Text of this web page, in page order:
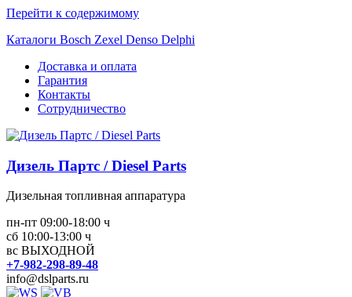
Перейти к содержимому
Каталоги Bosch Zexel Denso Delphi
Доставка и оплата
Гарантия
Контакты
Сотрудничество
Дизель Партс / Diesel Parts
Дизельная топливная аппаратура
пн-пт 09:00-18:00 ч
сб 10:00-13:00 ч
вс ВЫХОДНОЙ
+7-982-298-89-48
info@dslparts.ru